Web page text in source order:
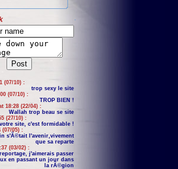
(07/10) :
trop sexy le site
(07/10) :
TROP BIEN !
18:28 (22/04) :
Wallah trop beau se site
(27/10) :
site, c'est formidable !
(07/05) :
s'Ã©tait l'avenir,vivement
que sa reparte
(03/02) :
j'aimerais passer
en passant un jour dans
la rÃ©gion